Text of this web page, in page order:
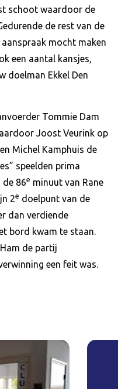
schoot waardoor de
de rest van de
mocht maken
een aantal kansjes,
doelman Ekkel Den
Tommie Dam
Joost Veurink op
Michel Kamphuis de
speelden prima
86e minuut van Rane
2e doelpunt van de
dan verdiende
bord kwam te staan.
de partij
een feit was.